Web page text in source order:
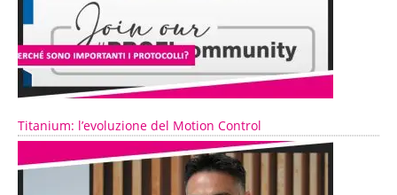
Titanium: l’evoluzione del Motion Control